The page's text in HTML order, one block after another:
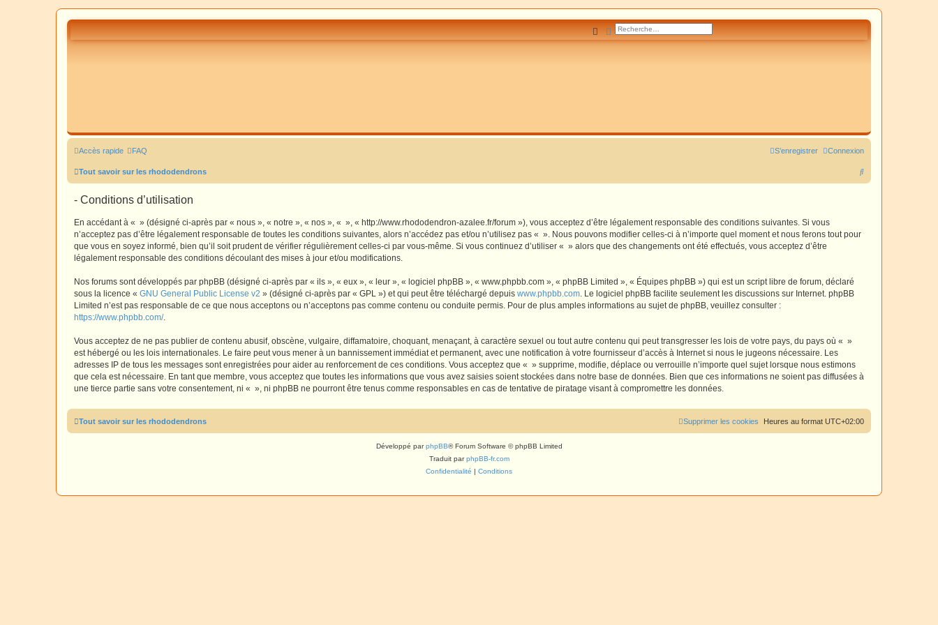
Rechercher
Recherche avancée
Accès rapide FAQ Connexion
S’enregistrer
Tout savoir sur les rhododendrons
R
- Conditions d’utilisation
En accédant à « » (désigné ci-après par « nous », « notre », « nos », « », « http://www.rhododendron-azalee.fr/forum »), vous acceptez d’être légalement responsable des conditions suivantes. Si vous
n’acceptez pas d’être légalement responsable de toutes les conditions suivantes, alors n’accédez pas et/ou n’utilisez pas « ». Nous pouvons modifier celles-ci à n’importe quel moment et nous ferons tout pour
que vous en soyez informé, bien qu’il soit prudent de vérifier régulièrement celles-ci par vous-même. Si vous continuez d’utiliser « » alors que des changements ont été effectués, vous acceptez d’être
légalement responsable des conditions découlant des mises à jour et/ou modifications.
Nos forums sont développés par phpBB (désigné ci-après par « ils », « eux », « leur », « logiciel phpBB », « www.phpbb.com », « phpBB Limited », « Équipes phpBB ») qui est un script libre de forum, déclaré
sous la licence « GNU General Public License v2 » (désigné ci-après par « GPL ») et qui peut être téléchargé depuis www.phpbb.com. Le logiciel phpBB facilite seulement les discussions sur Internet. phpBB
Limited n’est pas responsable de ce que nous acceptons ou n’acceptons pas comme contenu ou conduite permis. Pour de plus amples informations au sujet de phpBB, veuillez consulter :
https://www.phpbb.com/.
Vous acceptez de ne pas publier de contenu abusif, obscène, vulgaire, diffamatoire, choquant, menaçant, à caractère sexuel ou tout autre contenu qui peut transgresser les lois de votre pays, du pays où « »
est hébergé ou les lois internationales. Le faire peut vous mener à un bannissement immédiat et permanent, avec une notification à votre fournisseur d’accès à Internet si nous le jugeons nécessaire. Les
adresses IP de tous les messages sont enregistrées pour aider au renforcement de ces conditions. Vous acceptez que « » supprime, modifie, déplace ou verrouille n’importe quel sujet lorsque nous estimons
que cela est nécessaire. En tant que membre, vous acceptez que toutes les informations que vous avez saisies soient stockées dans notre base de données. Bien que ces informations ne soient pas diffusées à
une tierce partie sans votre consentement, ni « », ni phpBB ne pourront être tenus comme responsables en cas de tentative de piratage visant à compromettre les données.
Tout savoir sur les rhododendrons Heures au format UTC+02:00
Supprimer les cookies
Développé parphpBB® Forum Software © phpBB Limited
Traduit parphpBB-fr.com
Confidentialité | Conditions